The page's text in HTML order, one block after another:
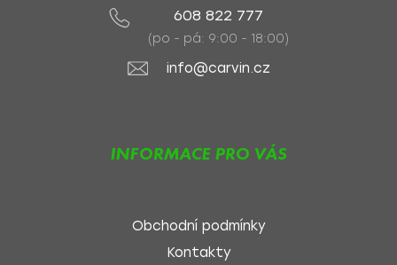
608 822 777
(po - pá: 9:00 - 18:00)
info@carvin.cz
INFORMACE PRO VÁS
Obchodní podmínky
Kontakty